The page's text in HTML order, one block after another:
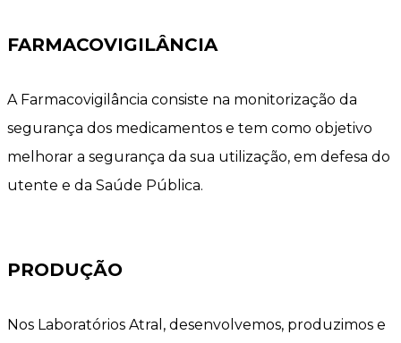
FARMACOVIGILÂNCIA
A Farmacovigilância consiste na monitorização da
segurança dos medicamentos e tem como objetivo
melhorar a segurança da sua utilização, em defesa do
utente e da Saúde Pública.
PRODUÇÃO
Nos Laboratórios Atral, desenvolvemos, produzimos e